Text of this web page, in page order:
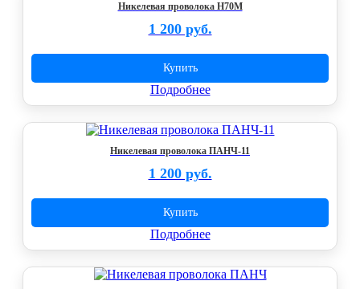
Никелевая проволока Н70М
1 200 руб.
Купить
Подробнее
Никелевая проволока ПАНЧ-11
1 200 руб.
Купить
Подробнее